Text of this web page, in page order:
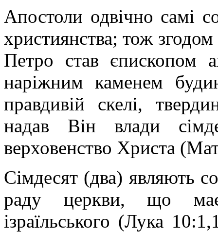
Апостоли одвічно самі
християнства; тож
Петро став єпископом
наріжним каменем
правдивій скелі,
надав Він влади
верховенство Христа
Сімдесят (два) являють
раду церкви, що має
ізраїльського (Лука